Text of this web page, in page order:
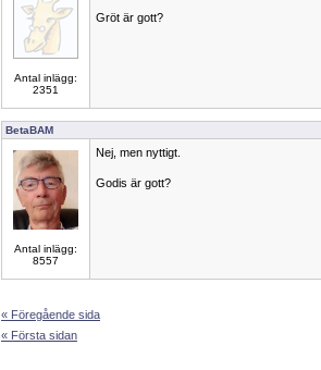
Antal inlägg:
2351
Gröt är gott?
BetaBAM
Antal inlägg:
8557
Nej, men nyttigt.
Godis är gott?
« Föregående sida
« Första sidan